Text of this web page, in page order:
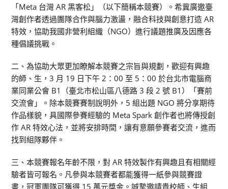
「Meta 台灣 AR 黑客松」（以下簡稱本競賽）。希冀廣邀臺
灣創作者透過團隊合作與腦力激盪，融合科技與創意打造 AR
特效，協助我國非營利組織（NGO）進行議題推廣及因應各
種倡議挑戰。
二、為協助大眾更加瞭解本競賽之宗旨與規劃，歡迎有興趣
的師、生，3 月 19 日下午 2：00 至 5：00 於台北市電腦商
業同業公會 B1（臺北市松山區八德路 3 段 2 號 B1）「賽前
交流會」。除本競賽賽制說明外，5 組出題 NGO 將分享期待
作品樣貌，具國際參賽經驗的 Meta Spark 創作者也將傳授創
作 AR 特效心法，並將安排時間，讓有意願參賽者交流，進而
找到組隊夥伴。
三、本競賽報名年齡不限，對 AR 特效製作有興趣且有相關經
驗者皆可報名。凡參與本競賽者都能獲得一紙參與競賽證
書，冠軍團隊可獲得 15 萬元獎金。誠摯邀請貴校師、生組